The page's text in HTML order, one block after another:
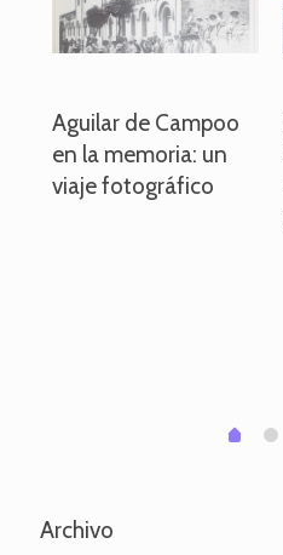
Aguilar de Campoo
en la memoria: un
viaje fotográfico
0 1
Archivo